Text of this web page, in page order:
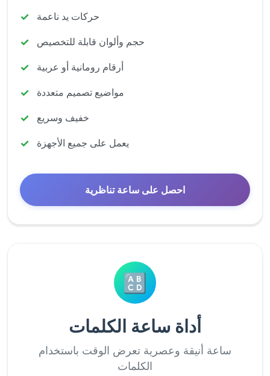
حركات يد ناعمة
حجم وألوان قابلة للتخصيص
أرقام رومانية أو عربية
مواضيع تصميم متعددة
خفيف وسريع
يعمل على جميع الأجهزة
احصل على ساعة تناظرية
🔠
أداة ساعة الكلمات
ساعة أنيقة وعصرية تعرض الوقت باستخدام
الكلمات